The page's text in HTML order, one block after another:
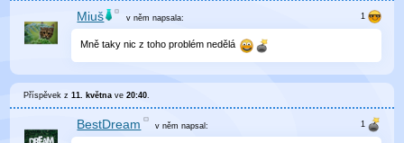
Miuš v němnapsala:
Mně taky nic z toho problém nedělá
Příspěvek z11. května ve20:40.
BestDream v němnapsal: